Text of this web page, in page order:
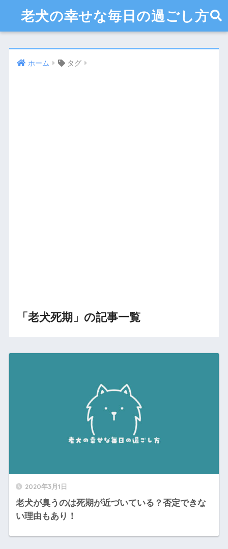
老犬の幸せな毎日の過ごし方
ホーム タグ
「老犬死期」の記事一覧
2020年3月1日
老犬が臭うのは死期が近づいている？否定できな
い理由もあり！